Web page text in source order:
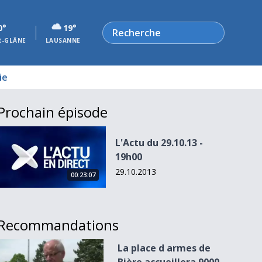
GLÂNE
19°
LAUSANNE
Rechercher
épisode
L&#039;Actu du 29.10.13 - 19h00
00:23:07
L'Actu du 29.10.13 -
19h00
29.10.2013
La place d armes de Bière accueillera 9000 gymnastes
La place d armes de